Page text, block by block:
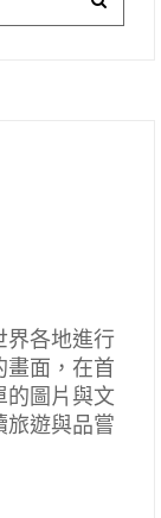
界各地進行
畫面，在首
的圖片與文
旅遊與品嘗